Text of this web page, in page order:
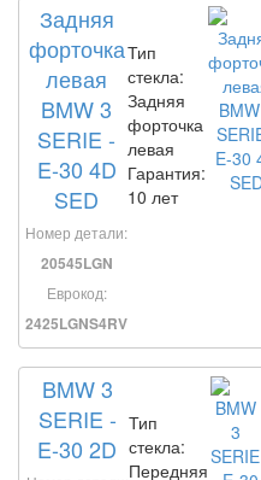
Задняя
форточка
левая
BMW 3
SERIE -
E-30 4D
SED
Номер детали:
20545LGN
Еврокод:
2425LGNS4RV
Тип
стекла:
Задняя
форточка
левая
Гарантия:
10 лет
BMW 3
SERIE -
E-30 2D
Тип
стекла:
Передняя